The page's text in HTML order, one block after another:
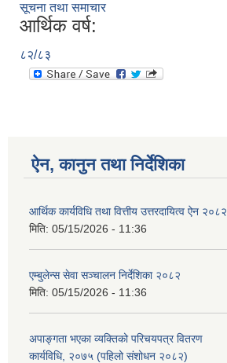
सूचना तथा समाचार
आर्थिक वर्ष:
८२/८३
ऐन, कानुन तथा निर्देशिका
आर्थिक कार्यविधि तथा वित्तीय उत्तरदायित्व ऐन २०८२
मिति: 05/15/2026 - 11:36
एम्बुलेन्स सेवा सञ्चालन निर्देशिका २०८२
मिति: 05/15/2026 - 11:36
अपाङ्गता भएका व्यक्तिको परिचयपत्र वितरण
कार्यविधि, २०७५ (पहिलो संशोधन २०८२)